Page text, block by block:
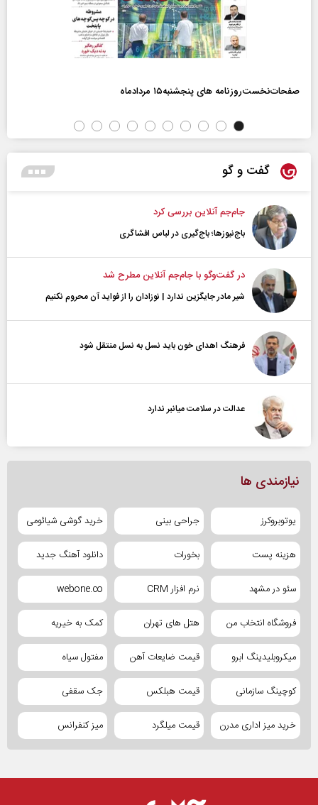
صفحات‌نخست‌روزنامه ها‌ی پنجشنبه‌۱۵ مردادماه
گفت و گو
جام‌جم آنلاین بررسی کرد
باج‌نیوزها؛ باج‌گیری در لباس افشاگری
در گفت‌و‌گو با جام‌جم آنلاین مطرح شد
شیر مادر جایگزین ندارد | نوزادان را از فواید آن محروم نکنیم
فرهنگ اهدای خون باید نسل به نسل منتقل شود
عدالت در سلامت میانبر ندارد
نیازمندی ها
یوتوبروکرز جراحی بینی خرید گوشی شیائومی
هزینه پست بخورات دانلود آهنگ جدید
سئو در مشهد نرم افزار CRM webone.co
فروشگاه انتخاب من هتل های تهران کمک به خیریه
میکروبلیدینگ ابرو قیمت ضایعات آهن مفتول سیاه
کوچینگ سازمانی قیمت هبلکس جک سقفی
خرید میز اداری مدرن قیمت میلگرد میز کنفرانس